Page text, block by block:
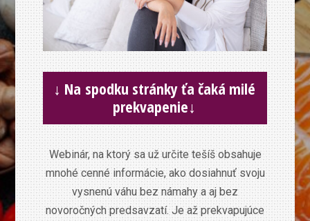
↓ Na spodku stránky ťa čaká milé
prekvapenie↓
Webinár, na ktorý sa už určite tešíš obsahuje
mnohé cenné informácie, ako dosiahnuť svoju
vysnenú váhu bez námahy a aj bez
novoročných predsavzatí. Je až prekvapujúce